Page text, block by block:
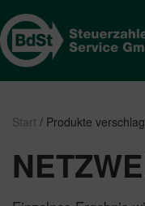
Start / Produkte